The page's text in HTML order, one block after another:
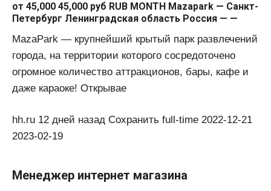
от 45,000 45,000 руб RUB MONTH Mazapark — Санкт-
Петербург Ленинградская область Россия — —
MazaPark — крупнейший крытый парк развлечений
города, на территории которого сосредоточено
огромное количество аттракционов, бары, кафе и
даже караоке! Открывае
hh.ru 12 дней назад Сохранить full-time 2022-12-21
2023-02-19
Менеджер интернет магазина